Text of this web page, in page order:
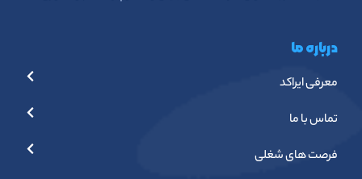
درباره ما
معرفی ایراکد
تماس با ما
فرصت های شغلی